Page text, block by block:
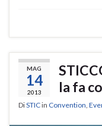
MAG
14
2013
la fa
DiSTICin Convention,